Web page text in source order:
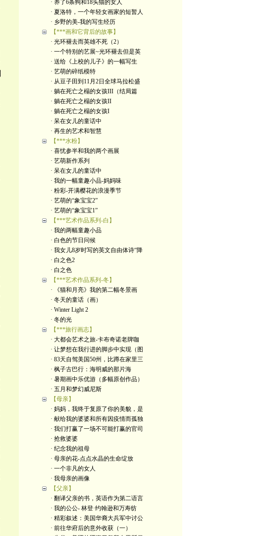
· 养了6条狗和18头猫的女人
· 夏洛特，一个年轻女画家的短暂人
· 乡野的美-我的写生经历
【***画和它背后的故事】
· 光环褪去而英雄不死（2）
· 一个特别的艺展~光环褪去但是英
· 送给《上校的儿子》的一幅写生
· 艺萌的碎纸模特
· 从豆子田到11月2日全球马拉松盛
· 躺在死亡之榻的女孩III（结局篇
· 躺在死亡之榻的女孩II
· 躺在死亡之榻的女孩I
· 呆在女儿的童话中
· 再生的艺术和智慧
【***水粉】
· 喜忧参半和我的两个画展
· 艺萌新作系列
· 呆在女儿的童话中
· 我的一幅童趣小品-妈妈味
· 粉彩-开满樱花的浪漫季节
· 艺萌的“象宝宝2”
· 艺萌的“象宝宝1”
【***艺术作品系列-白】
· 我的两幅童趣小品
· 白色的节日问候
· 我女儿8岁时写的英文自由体诗“降
· 白之色2
· 白之色
【***艺术作品系列-冬】
· 《猫和月亮》我的第二幅冬景画
· 冬天的童话（画）
· Winter Light 2
· 冬的光
【***旅行画志】
· 大都会艺术之旅-卡布奇诺老牌咖
· 让梦想在我行进的脚步中实现（图
· 83天自驾美国50州，比蹲在家里三
· 枫子古巴行：海明威的那片海
· 暑期画中乐优游（多幅原创作品）
· 五月和梦幻威尼斯
【母亲】
· 妈妈，我终于复原了你的美貌，是
· 献给我的婆婆和所有因疫情而孤独
· 我们打赢了一场不可能打赢的官司
· 抢救婆婆
· 纪念我的祖母
· 母亲的花-点点水晶的生命绽放
· 一个非凡的女人
· 我母亲的画像
【父亲】
· 翻译父亲的书，英语作为第二语言
· 我的公公- 林登·约翰逊和万寿纺
· 精彩叙述：美国华裔大兵军中讨公
· 前往华府后的意外收获（一）